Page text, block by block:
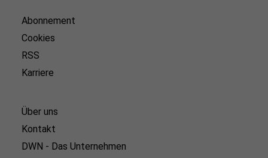
Abonnement
Cookies
RSS
Karriere
Über uns
Kontakt
DWN - Das Unternehmen